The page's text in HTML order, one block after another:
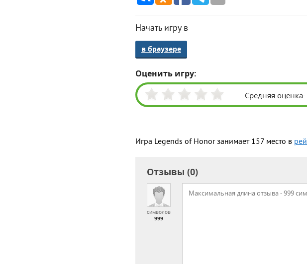
Начать игру в
в браузере
Оценить игру:
Средняя оценка:
Игра Legends of Honor занимает 157 место в
Отзывы (0)
символов
999